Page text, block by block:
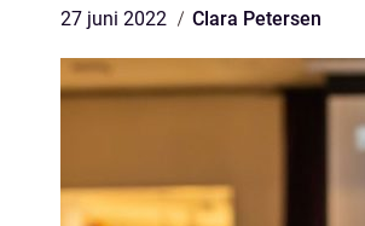
27 juni 2022 Clara Petersen